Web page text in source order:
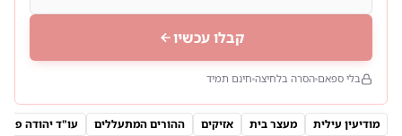
קבלו עכשיו
בלי ספאם הסרה בלחיצה חינם תמיד
מודיעין עילית מעצר בית אזיקים ההורים המתעללים עו"ד יהודה פריד